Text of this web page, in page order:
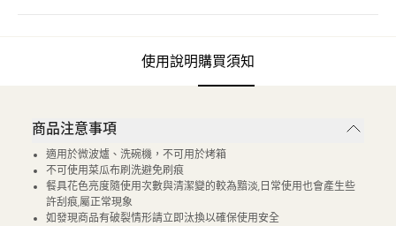
使用說明購買須知
商品注意事項
適用於微波爐、洗碗機，不可用於烤箱
不可使用菜瓜布刷洗避免刷痕
餐具花色亮度隨使用次數與清潔變的較為黯淡,日常使用也會產生些
許刮痕,屬正常現象
如發現商品有破裂情形請立即汰換以確保使用安全